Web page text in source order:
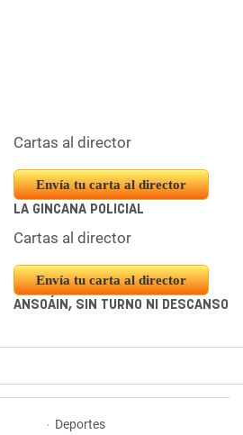
Cartas al director
Envía tu carta al director
LA GINCANA POLICIAL
Cartas al director
Envía tu carta al director
ANSOÁIN, SIN TURNO NI DESCANSO
Deportes